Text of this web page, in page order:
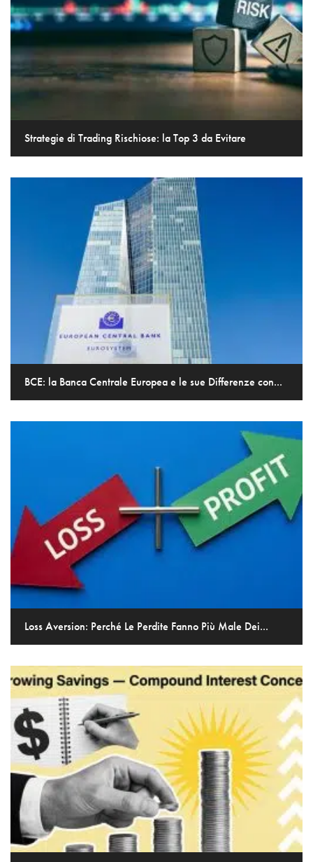
Strategie di Trading Rischiose: la Top 3 da Evitare
BCE: la Banca Centrale Europea e le sue Differenze con...
Loss Aversion: Perché Le Perdite Fanno Più Male Dei...